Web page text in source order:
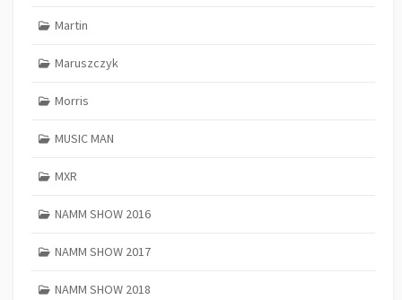
Martin
Maruszczyk
Morris
MUSIC MAN
MXR
NAMM SHOW 2016
NAMM SHOW 2017
NAMM SHOW 2018